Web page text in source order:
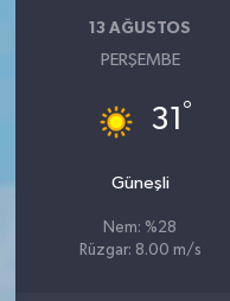
13 AĞUSTOS
PERŞEMBE
31 °
Güneşli
Nem: %28
Rüzgar: 8.00 m/s